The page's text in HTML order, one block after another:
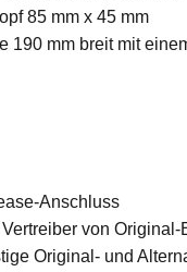
85 mm x 45 mm
190 mm breit mit
Anschluss
von
Original- und